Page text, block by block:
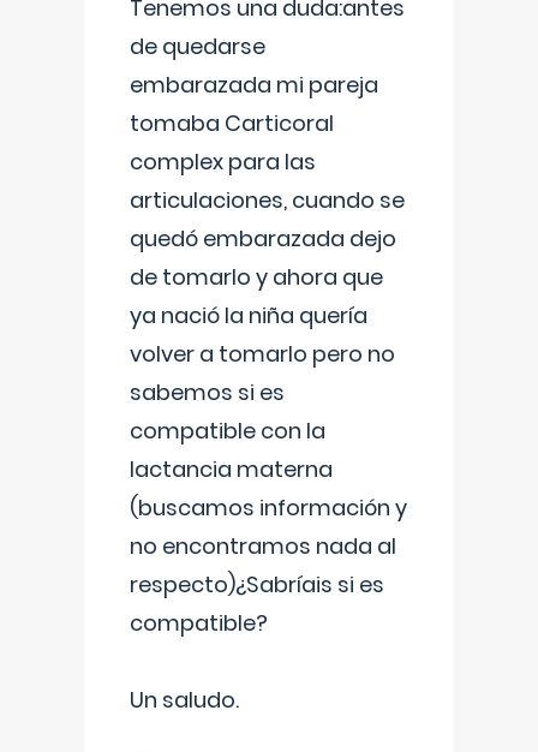
Tenemos una duda:antes
de quedarse
embarazada mi pareja
tomaba Carticoral
complex para las
articulaciones, cuando se
quedó embarazada dejo
de tomarlo y ahora que
ya nació la niña quería
volver a tomarlo pero no
sabemos si es
compatible con la
lactancia materna
(buscamos información y
no encontramos nada al
respecto)¿Sabríais si es
compatible?
Un saludo.